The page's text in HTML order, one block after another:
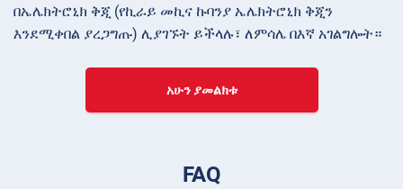
በኤሌክትሮኒክ ቅጂ (የኪራይ መኪና ኩባንያ ኤሌክትሮኒክ ቅጂን
እንደሚቀበል ያረጋግጡ) ሊያገኙት ይችላሉ፣ ለምሳሌ በእኛ አገልግሎት።
አሁን ያመልክቱ
FAQ